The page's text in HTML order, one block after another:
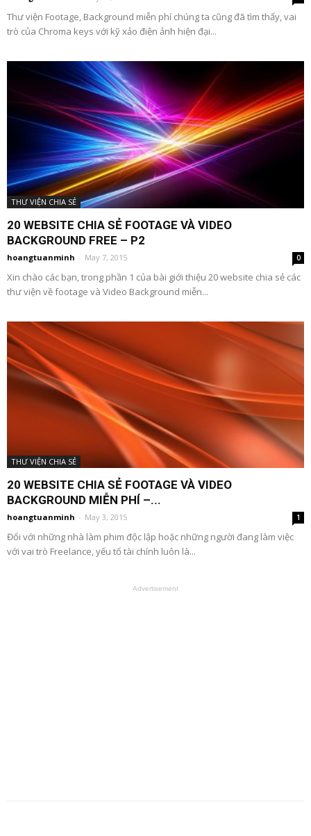
Thư viện Footage, Background miễn phí chúng ta cũng đã tìm thấy, vai
trò của Chroma keys với kỹ xảo điện ảnh hiện đại...
THƯ VIỆN CHIA SẺ
20 WEBSITE CHIA SẺ FOOTAGE VÀ VIDEO
BACKGROUND FREE – P2
hoangtuanminh - May 7, 2015 0
Xin chào các bạn, trong phần 1 của bài giới thiệu 20 website chia sẻ các
thư viện về footage và Video Background miễn...
THƯ VIỆN CHIA SẺ
20 WEBSITE CHIA SẺ FOOTAGE VÀ VIDEO
BACKGROUND MIỄN PHÍ –...
hoangtuanminh - May 3, 2015 1
Đối với những nhà làm phim độc lập hoặc những người đang làm việc
với vai trò Freelance, yếu tố tài chính luôn là...
Advertisement